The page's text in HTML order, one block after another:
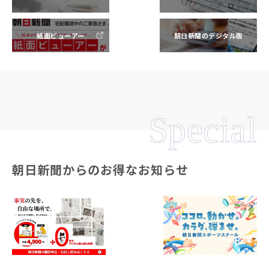
紙面ビューアー 朝日新聞のデジタル版
Special
朝日新聞からのお得なお知らせ